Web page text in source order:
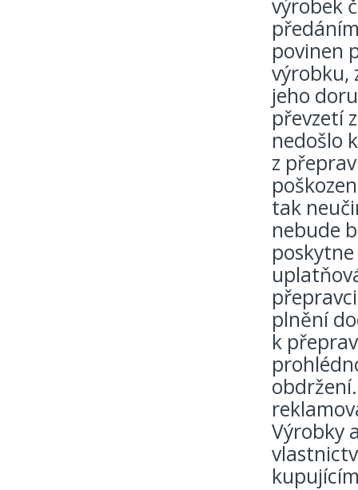
výrobek
povinen
výrobku,
jeho
převzetí
nedošlo
z
tak
nebude
plnění
k
Výrobky